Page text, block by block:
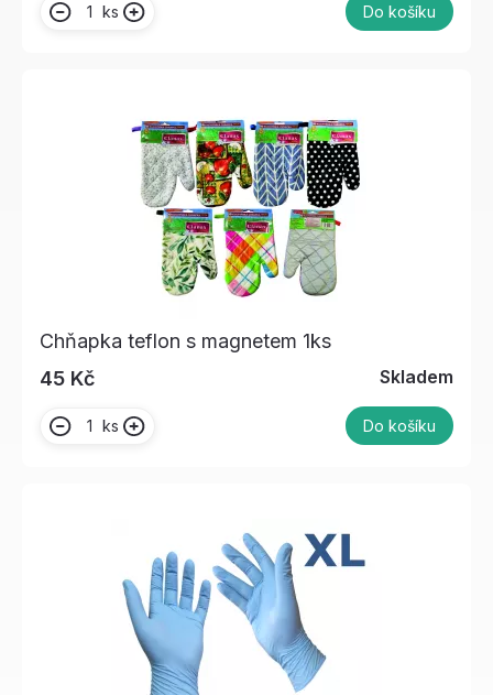
ks Do košíku
Chňapka teflon s magnetem 1ks
45 Kč
Skladem
ks Do košíku